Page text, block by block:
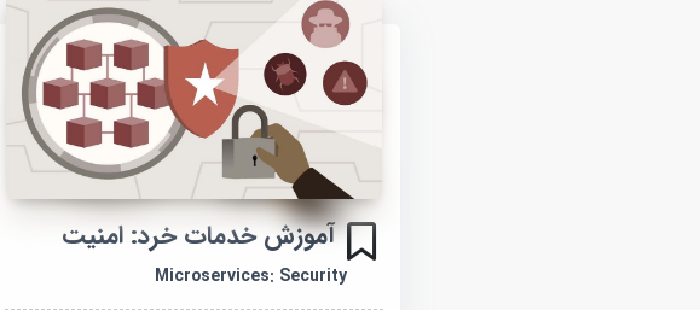
آموزش خدمات خرد: امنیت
Microservices: Security